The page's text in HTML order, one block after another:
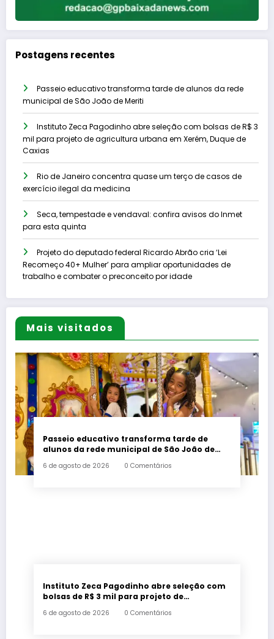
Postagens recentes
Passeio educativo transforma tarde de alunos da rede
municipal de São João de Meriti
Instituto Zeca Pagodinho abre seleção com bolsas de R$ 3
mil para projeto de agricultura urbana em Xerém, Duque de
Caxias
Rio de Janeiro concentra quase um terço de casos de
exercício ilegal da medicina
Seca, tempestade e vendaval: confira avisos do Inmet
para esta quinta
Projeto do deputado federal Ricardo Abrão cria ‘Lei
Recomeço 40+ Mulher’ para ampliar oportunidades de
trabalho e combater o preconceito por idade
Mais visitados
Passeio educativo transforma tarde de
alunos da rede municipal de São João de
6 de agosto de 2026 0 Comentários
Instituto Zeca Pagodinho abre seleção com
bolsas de R$ 3 mil para projeto de
Caxias
6 de agosto de 2026 0 Comentários